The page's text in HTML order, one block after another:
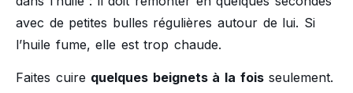
avec de petites bulles régulières autour de lui. Si
l’huile fume, elle est trop chaude.
Faites cuire quelques beignets à la foisseulement.